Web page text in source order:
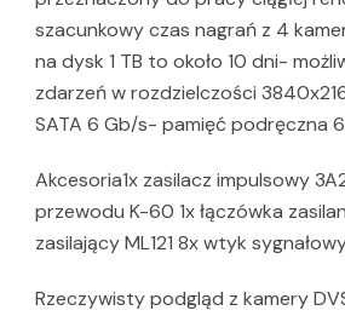
szacunkowy czas nagrań z 4
na dysk 1 TB to około 10 dni-
zdarzeń w rozdzielczości
SATA 6 Gb/s- pamięć podręczna
Akcesoria1x zasilacz impulsowy
przewodu K-60 1x łączówka
zasilający ML121 8x wtyk
Rzeczywisty podgląd z kamery